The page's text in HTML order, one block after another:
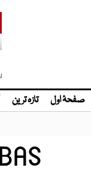
صفحۂ اول تازہ ترین